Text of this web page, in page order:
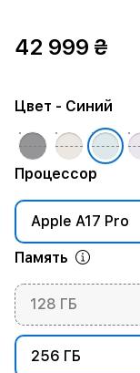
42 999 ₴
Цвет - Синий
Процессор
Apple A17 Pro
Память
128 ГБ
256 ГБ